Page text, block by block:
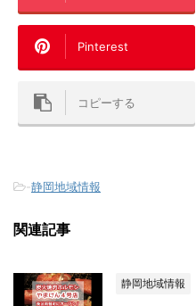
Pinterest
コピーする
-静岡地域情報
関連記事
静岡地域情報